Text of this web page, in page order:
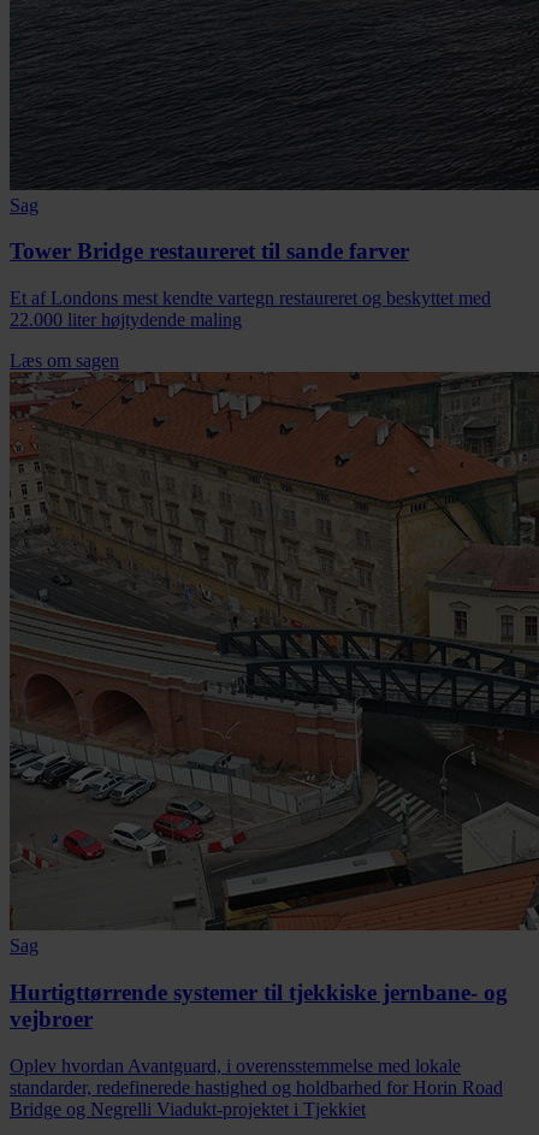
Sag
Tower Bridge restaureret til sande farver
Et af Londons mest kendte vartegn restaureret og beskyttet med
22.000 liter højtydende maling
Læs om sagen
Sag
Hurtigttørrende systemer til tjekkiske jernbane- og
vejbroer
Oplev hvordan Avantguard, i overensstemmelse med lokale
standarder, redefinerede hastighed og holdbarhed for Horin Road
Bridge og Negrelli Viadukt-projektet i Tjekkiet